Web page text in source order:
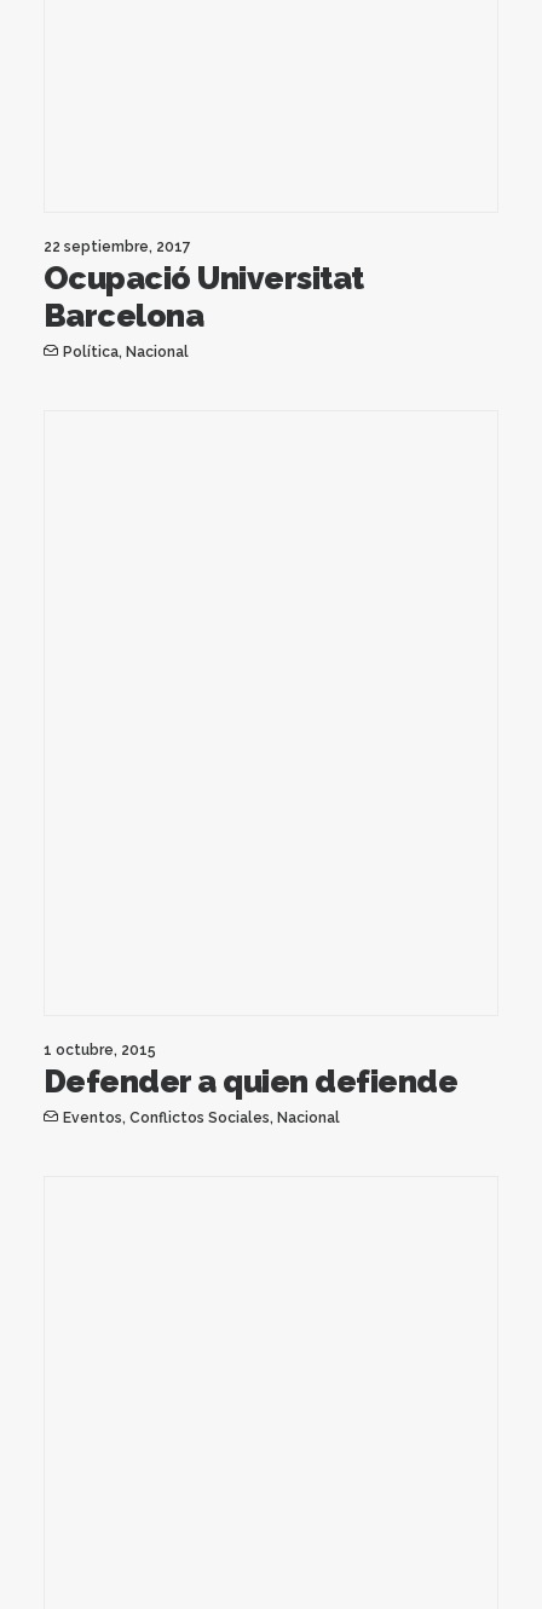
22 septiembre, 2017
Ocupació Universitat
Barcelona
Política, Nacional
1 octubre, 2015
Defender a quien defiende
Eventos, Conflictos Sociales, Nacional